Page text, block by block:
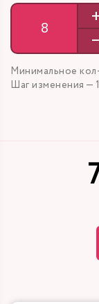
+
–
Минимальное
Шаг изменения —